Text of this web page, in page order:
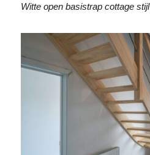
Witte open basistrap cottage stijl